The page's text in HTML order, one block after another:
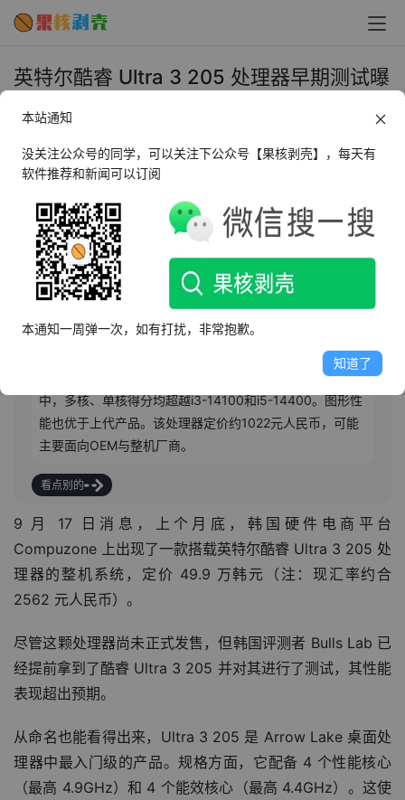
英特尔酷睿 Ultra 3 205 处理器早期测试曝
2025年9月17日 上午10:55 • 圈内新闻
AI摘要
此内容由AI根据文章内容自动生成，并已由人工审核
韩国Compuzone平台现搭载英特尔酷睿Ultra 3 205处理
器的整机，定价49.9万韩元。评测者Bulls Lab提前测试，
其性能超预期。该处理器为Arrow Lake桌面最入门级产
品，配备4性能核+4能效核，频率较高。测试显示，其能
轻松应对日常任务，功耗最高65W。Cinebench R23测试
中，多核、单核得分均超越i3-14100和i5-14400。图形性
能也优于上代产品。该处理器定价约1022元人民币，可能
主要面向OEM与整机厂商。
看点别的
9 月 17 日消息，上个月底，韩国硬件电商平台
Compuzone 上出现了一款搭载英特尔酷睿 Ultra 3 205 处
理器的整机系统，定价 49.9 万韩元（注：现汇率约合
2562 元人民币）。
尽管这颗处理器尚未正式发售，但韩国评测者 Bulls Lab 已
经提前拿到了酷睿 Ultra 3 205 并对其进行了测试，其性能
表现超出预期。
从命名也能看得出来，Ultra 3 205 是 Arrow Lake 桌面处
理器中最入门级的产品。规格方面，它配备 4 个性能核心
（最高 4.9GHz）和 4 个能效核心（最高 4.4GHz）。这使
本站通知
没关注公众号的同学，可以关注下公众号【果核剥壳】，每天有
软件推荐和新闻可以订阅
本通知一周弹一次，如有打扰，非常抱歉。
知道了